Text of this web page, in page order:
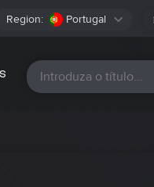
Region: Portugal
Todas as plataformas